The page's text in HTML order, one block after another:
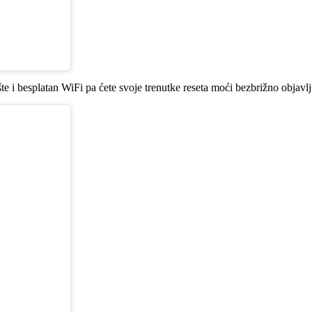
i besplatan WiFi pa ćete svoje trenutke reseta moći bezbrižno